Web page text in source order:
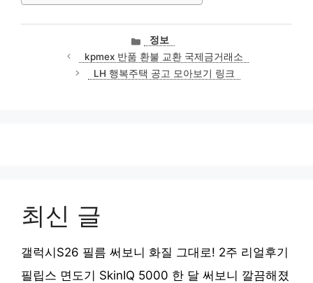
카
테
고
리
정보
kpmex 반품 환불 교환 국제금거래소
LH 행복주택 공고 모아보기 링크
최신 글
갤럭시S26 필름 써보니 화질 그대로! 2주 리얼후기
필립스 면도기 SkinIQ 5000 한 달 써보니 깔끔해졌